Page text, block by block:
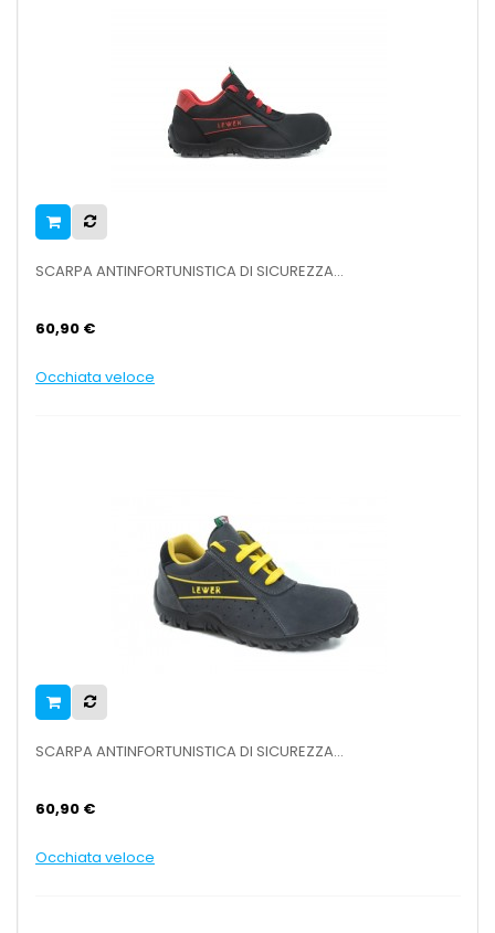
SCARPA ANTINFORTUNISTICA DI SICUREZZA...
60,90 €
Occhiata veloce
SCARPA ANTINFORTUNISTICA DI SICUREZZA...
60,90 €
Occhiata veloce